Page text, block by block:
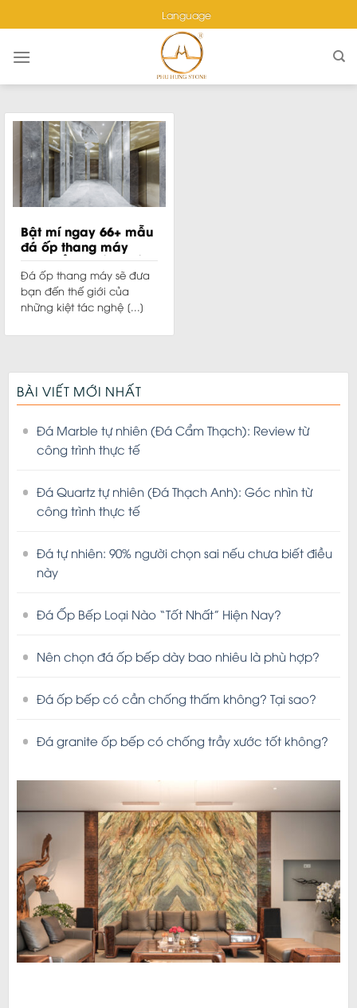
to
content
Bật mí ngay 66+ mẫu
đá ốp thang máy
đẹp, đẳng cấp nhất
2024
Đá ốp thang máy sẽ đưa
bạn đến thế giới của
những kiệt tác nghệ [...]
BÀI VIẾT MỚI NHẤT
Đá Marble tự nhiên (Đá Cẩm Thạch): Review từ
công trình thực tế
Đá Quartz tự nhiên (Đá Thạch Anh): Góc nhìn từ
công trình thực tế
Đá tự nhiên: 90% người chọn sai nếu chưa biết điều
này
Đá Ốp Bếp Loại Nào “Tốt Nhất” Hiện Nay?
Nên chọn đá ốp bếp dày bao nhiêu là phù hợp?
Đá ốp bếp có cần chống thấm không? Tại sao?
Đá granite ốp bếp có chống trầy xước tốt không?
Language